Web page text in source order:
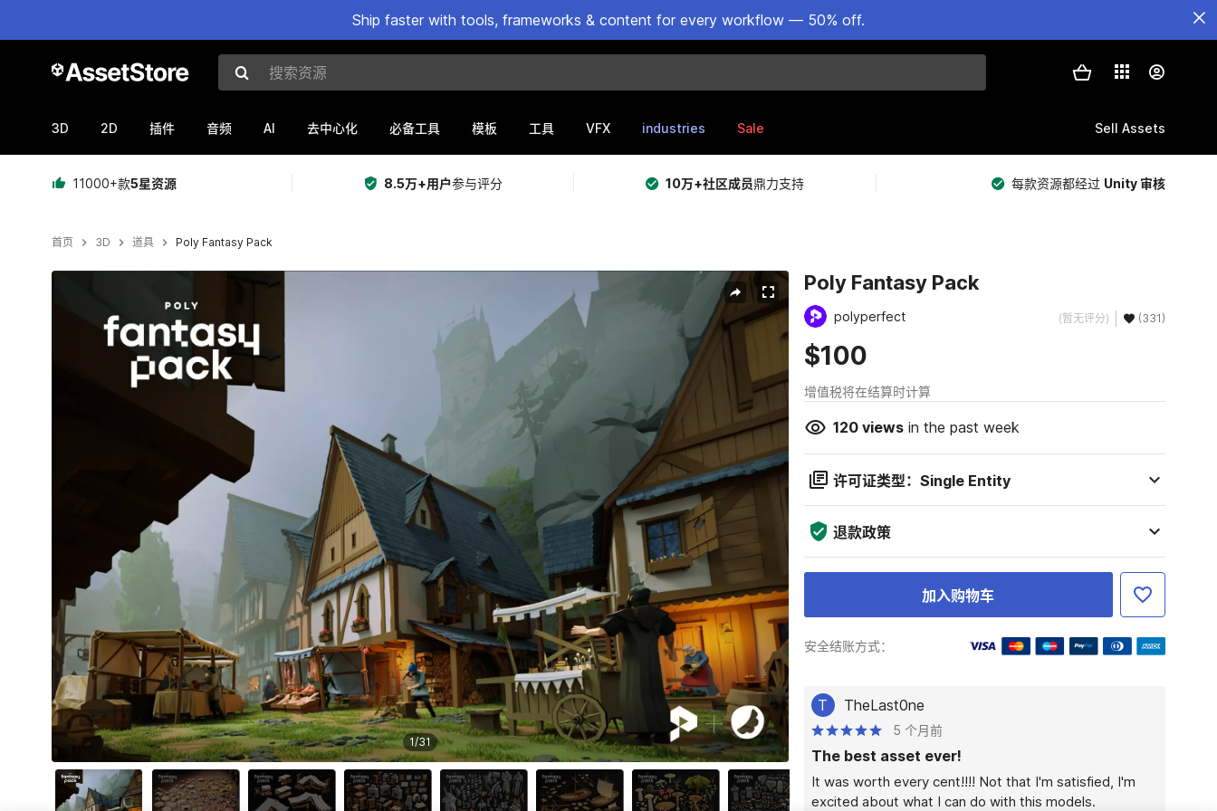
Ship faster with tools, frameworks & content for every workflow — 50% off.
搜索资源
3D 2D 插件 音频 AI 去中心化 必备工具 模板 工具 VFX industries Sale Sell Assets
11000+款5星资源 8.5万+用户参与评分 10万+社区成员鼎力支持 每款资源都经过 Unity 审核
首页 3D 道具 Poly Fantasy Pack
1/31
Poly Fantasy Pack
polyperfect (暂无评分) (331)
$100
增值税将在结算时计算
120viewsin the past week
许可证类型：Single Entity
退款政策
加入购物车
安全结账方式：
T TheLast0ne
5 个月前
The best asset ever!
It was worth every cent!!!! Not that I'm satisfied, I'm
excited about what I can do with this models.